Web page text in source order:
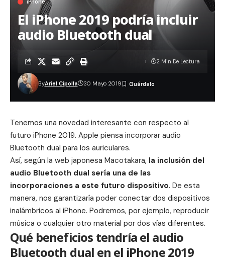
iPhone
El iPhone 2019 podría incluir
audio Bluetooth dual
ByAriel Cipolla 30 Mayo 2019
2 Min De Lectura
Tenemos una novedad interesante con respecto al
futuro iPhone 2019. Apple piensa incorporar audio
Bluetooth dual para los auriculares.
Así, según la web japonesa Macotakara, la inclusión del
audio Bluetooth dual sería una de las
incorporaciones a este futuro dispositivo. De esta
manera, nos garantizaría poder conectar dos dispositivos
inalámbricos al iPhone. Podremos, por ejemplo, reproducir
música o cualquier otro material por dos vías diferentes.
Qué beneficios tendría el audio
Bluetooth dual en el iPhone 2019